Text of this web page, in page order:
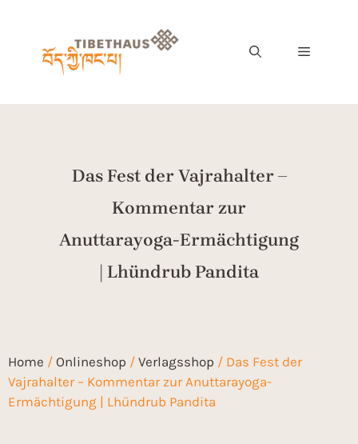
Das Fest der Vajrahalter –
Kommentar zur
Anuttarayoga-Ermächtigung
| Lhündrub Pandita
Home / Onlineshop / Verlagsshop / Das Fest der
Vajrahalter – Kommentar zur Anuttarayoga-
Ermächtigung | Lhündrub Pandita